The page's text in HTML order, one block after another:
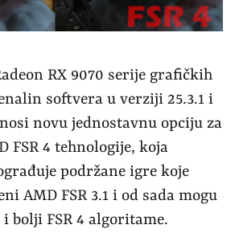
RX 9070 serije grafičkih
softvera u verziji 25.3.1 i
novu jednostavnu opciju za
FSR 4 tehnologije, koja
podržane igre koje
AMD FSR 3.1 i od sada mogu
bolji FSR 4 algoritame.